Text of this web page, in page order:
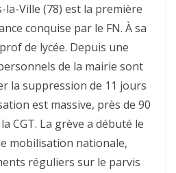
la-Ville (78) est la première
conquise par le FN. À sa
de lycée. Depuis une
de la mairie sont
la suppression de 11 jours
est massive, près de 90
CGT. La grève a débuté le
mobilisation nationale,
réguliers sur le parvis